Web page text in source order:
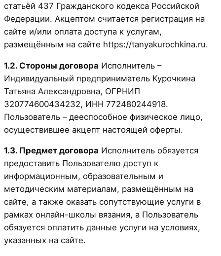
статьёй 437 Гражданского кодекса Российской
Федерации. Акцептом считается регистрация на
сайте и/или оплата доступа к услугам,
размещённым на сайте https://tanyakurochkina.ru.
1.2. Стороны договора Исполнитель –
Индивидуальный предприниматель Курочкина
Татьяна Александровна, ОГРНИП
320774600434232, ИНН 772480244918.
Пользователь – дееспособное физическое лицо,
осуществившее акцепт настоящей оферты.
1.3. Предмет договора Исполнитель обязуется
предоставить Пользователю доступ к
информационным, образовательным и
методическим материалам, размещённым на
сайте, а также оказать сопутствующие услуги в
рамках онлайн-школы вязания, а Пользователь
обязуется оплатить данные услуги на условиях,
указанных на сайте.